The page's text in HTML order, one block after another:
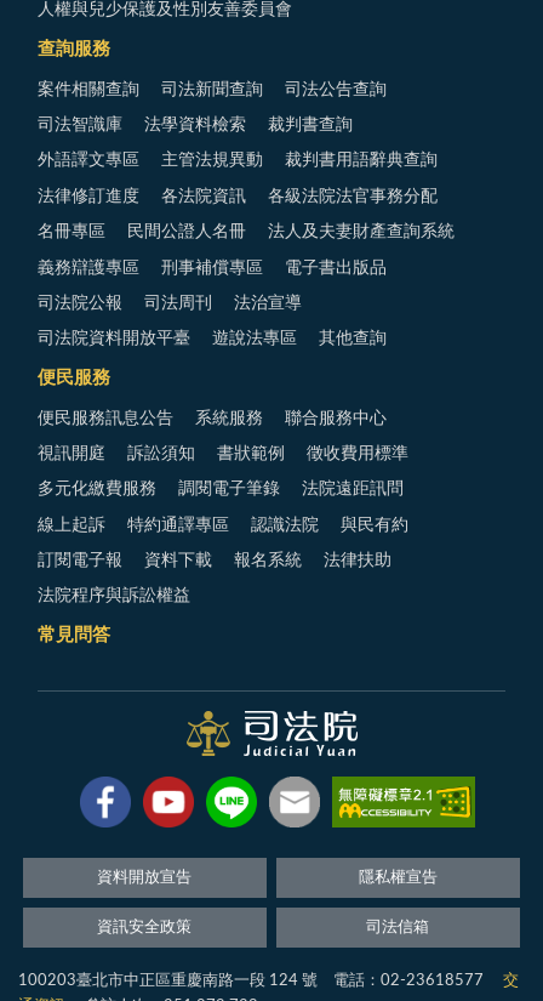
人權與兒少保護及性別友善委員會
查詢服務
案件相關查詢 司法新聞查詢 司法公告查詢
司法智識庫 法學資料檢索 裁判書查詢
外語譯文專區 主管法規異動 裁判書用語辭典查詢
法律修訂進度 各法院資訊 各級法院法官事務分配
名冊專區 民間公證人名冊 法人及夫妻財產查詢系統
義務辯護專區 刑事補償專區 電子書出版品
司法院公報 司法周刊 法治宣導
司法院資料開放平臺 遊說法專區 其他查詢
便民服務
便民服務訊息公告 系統服務 聯合服務中心
視訊開庭 訴訟須知 書狀範例 徵收費用標準
多元化繳費服務 調閱電子筆錄 法院遠距訊問
線上起訴 特約通譯專區 認識法院 與民有約
訂閱電子報 資料下載 報名系統 法律扶助
法院程序與訴訟權益
常見問答
資料開放宣告 隱私權宣告
資訊安全政策 司法信箱
100203臺北市中正區重慶南路一段 124 號 電話：02-23618577
交